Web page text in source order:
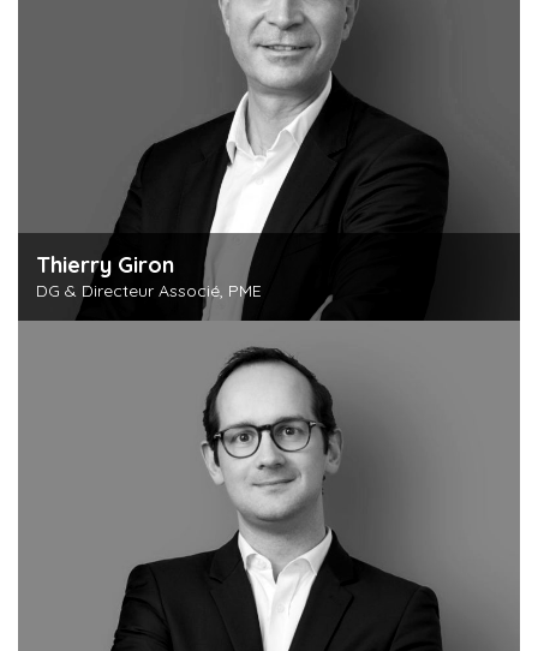
Thierry Giron
DG & Directeur Associé, PME
Découvrir cette personne